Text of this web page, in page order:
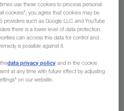
use these cookies to process personal
cookies", you agree that cookies may be
providers such as Google LLC and YouTube
there is a lower level of data protection.
can access this data for control and
is possible against it.
data privacy policy and in the cookie
at any time with future effect by adjusting
on our website.